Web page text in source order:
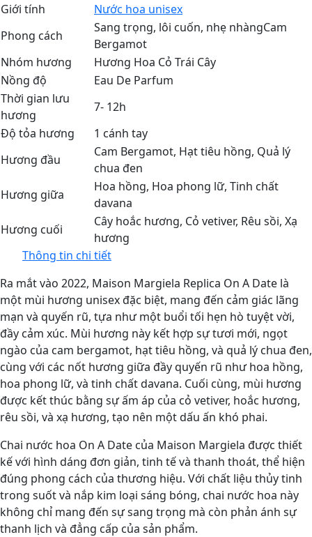
Giới tính
Nước hoa unisex
Phong cách
Sang trọng, lôi cuốn, nhẹ nhàngCam
Bergamot
Nhóm hương
Hương Hoa Cỏ Trái Cây
Nồng độ
Eau De Parfum
Thời gian lưu
hương
7- 12h
Độ tỏa hương
1 cánh tay
Hương đầu
Cam Bergamot, Hạt tiêu hồng, Quả lý
chua đen
Hương giữa
Hoa hồng, Hoa phong lữ, Tinh chất
davana
Hương cuối
Cây hoắc hương, Cỏ vetiver, Rêu sồi, Xạ
hương
Thông tin chi tiết
Ra mắt vào 2022, Maison Margiela Replica On A Date là
một mùi hương unisex đặc biệt, mang đến cảm giác lãng
mạn và quyến rũ, tựa như một buổi tối hẹn hò tuyệt vời,
đầy cảm xúc. Mùi hương này kết hợp sự tươi mới, ngọt
ngào của cam bergamot, hạt tiêu hồng, và quả lý chua đen,
cùng với các nốt hương giữa đầy quyến rũ như hoa hồng,
hoa phong lữ, và tinh chất davana. Cuối cùng, mùi hương
được kết thúc bằng sự ấm áp của cỏ vetiver, hoắc hương,
rêu sồi, và xạ hương, tạo nên một dấu ấn khó phai.
Chai nước hoa On A Date của Maison Margiela được thiết
kế với hình dáng đơn giản, tinh tế và thanh thoát, thể hiện
đúng phong cách của thương hiệu. Với chất liệu thủy tinh
trong suốt và nắp kim loại sáng bóng, chai nước hoa này
không chỉ mang đến sự sang trọng mà còn phản ánh sự
thanh lịch và đẳng cấp của sản phẩm.